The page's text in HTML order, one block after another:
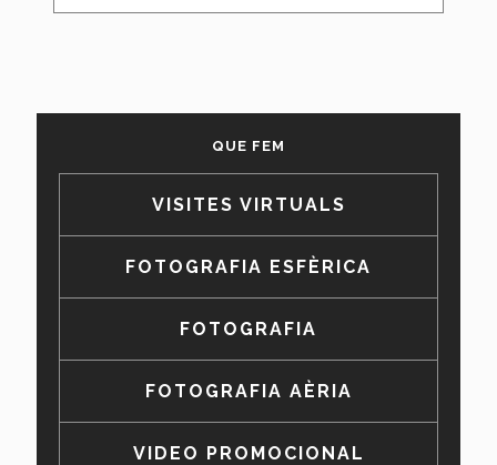
QUE FEM
VISITES VIRTUALS
FOTOGRAFIA ESFÈRICA
FOTOGRAFIA
FOTOGRAFIA AÈRIA
VIDEO PROMOCIONAL